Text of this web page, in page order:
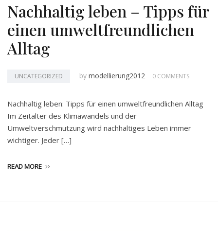
Nachhaltig leben – Tipps für
einen umweltfreundlichen
Alltag
UNCATEGORIZED by modellierung2012 0 COMMENTS
Nachhaltig leben: Tipps für einen umweltfreundlichen Alltag
Im Zeitalter des Klimawandels und der
Umweltverschmutzung wird nachhaltiges Leben immer
wichtiger. Jeder […]
READ MORE